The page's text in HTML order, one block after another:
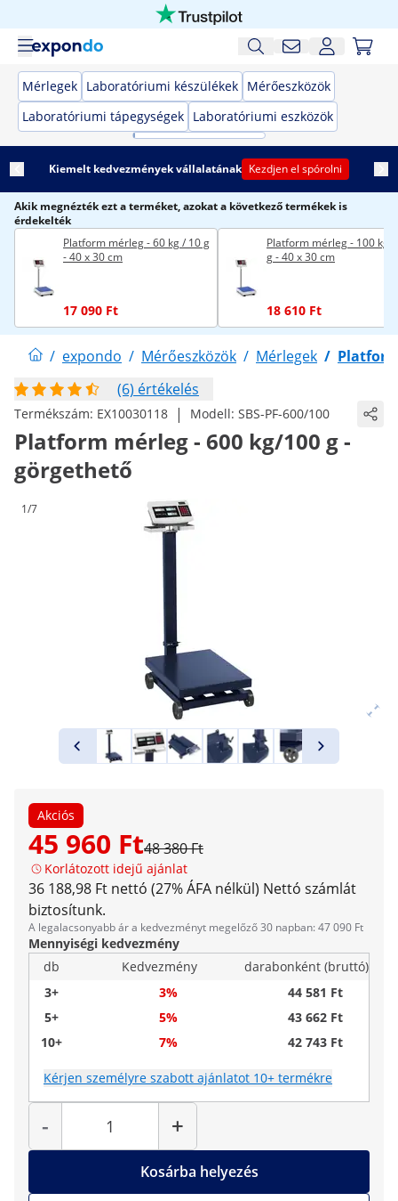
Mérlegek Laboratóriumi készülékek Mérőeszközök
Laboratóriumi tápegységek Laboratóriumi eszközök
Kiemelt kedvezmények vállalatának Kezdjen el spórolni
Akik megnézték ezt a terméket, azokat a következő termékek is
érdekelték
Platform mérleg - 60 kg / 10 g
- 40 x 30 cm
17 090 Ft
Platform mérleg - 100 kg /
g - 40 x 30 cm
18 610 Ft
/ expondo / Mérőeszközök / Mérlegek /
(6) értékelés
Termékszám: EX10030118 | Modell: SBS-PF-600/100
Platform mérleg - 600 kg/100 g -
görgethető
1/7
Akciós
45 960 Ft48 380 Ft
Korlátozott idejű ajánlat
36 188,98 Ft nettó (27% ÁFA nélkül) Nettó számlát
biztosítunk.
A legalacsonyabb ár a kedvezményt megelőző 30 napban: 47 090 Ft
Mennyiségi kedvezmény
db
Kedvezmény
darabonként (bruttó)
3+
3%
44 581 Ft
5+
5%
43 662 Ft
10+
7% 42 743 Ft
Kérjen személyre szabott ajánlatot 10+ termékre
-
Mennyiség
+
Kosárba helyezés